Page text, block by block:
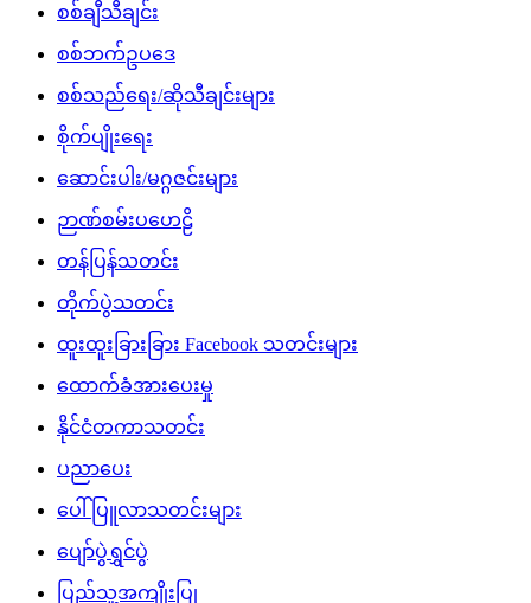
စစ်ချီသီချင်း
စစ်ဘက်ဥပဒေ
စစ်သည်ရေး/ဆိုသီချင်းများ
စိုက်ပျိုးရေး
ဆောင်းပါး/မဂ္ဂဇင်းများ
ဉာဏ်စမ်းပဟေဠိ
တန်ပြန်သတင်း
တိုက်ပွဲသတင်း
ထူးထူးခြားခြား Facebook သတင်းများ
ထောက်ခံအားပေးမှု
နိုင်ငံတကာသတင်း
ပညာပေး
ပေါ်ပြူလာသတင်းများ
ပျော်ပွဲရွှင်ပွဲ
ပြည်သူ့အကျိုးပြု